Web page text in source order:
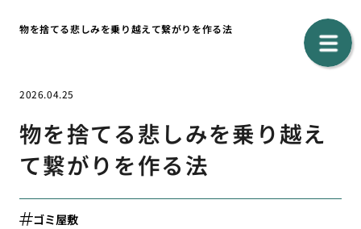
物を捨てる悲しみを乗り越えて繋がりを作る法
2026.04.25
物を捨てる悲しみを乗り越え
て繋がりを作る法
ゴミ屋敷